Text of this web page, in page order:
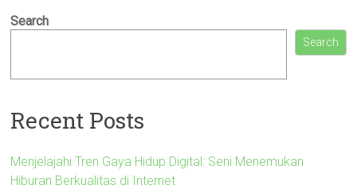
Search
Search
Recent Posts
Menjelajahi Tren Gaya Hidup Digital: Seni Menemukan
Hiburan Berkualitas di Internet